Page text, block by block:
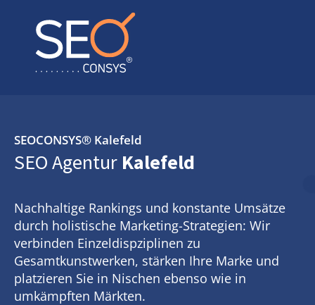
SEOCONSYS® Kalefeld
SEO Agentur Kalefeld
Nachhaltige Rankings und konstante Umsätze
durch holistische Marketing-Strategien: Wir
verbinden Einzeldispziplinen zu
Gesamtkunstwerken, stärken Ihre Marke und
platzieren Sie in Nischen ebenso wie in
umkämpften Märkten.